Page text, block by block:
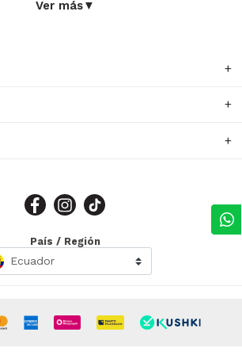
Ver más▼
País / Región
Ecuador